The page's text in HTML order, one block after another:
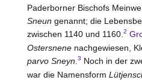
Paderborner Bischofs
Sneun genannt; die
zwischen 1140 und 1160. 2
Ostersnenenachgewiesen,
parvo Sneyn 3 Noch in der
war die Namensform